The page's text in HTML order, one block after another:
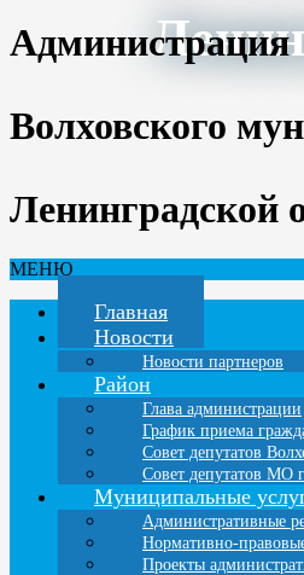
Администрация
Волховского
Ленинградской
МЕНЮ
Главная
Новости
Новости партнеров
Район
Глава администрации
График приема
Совет депутатов
Совет депутатов МО
Муниципальные
Административные
Нормативно-
Проекты